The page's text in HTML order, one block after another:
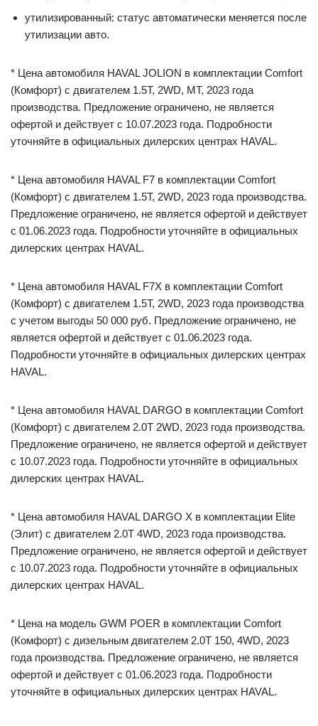
утилизированный: статус автоматически меняется после
утилизации авто.
* Цена автомобиля HAVAL JOLION в комплектации Comfort
(Комфорт) с двигателем 1.5Т, 2WD, MT, 2023 года
производства. Предложение ограничено, не является
офертой и действует с 10.07.2023 года. Подробности
уточняйте в официальных дилерских центрах HAVAL.
* Цена автомобиля HAVAL F7 в комплектации Comfort
(Комфорт) с двигателем 1.5Т, 2WD, 2023 года производства.
Предложение ограничено, не является офертой и действует
с 01.06.2023 года. Подробности уточняйте в официальных
дилерских центрах HAVAL.
* Цена автомобиля HAVAL F7X в комплектации Comfort
(Комфорт) с двигателем 1.5Т, 2WD, 2023 года производства
с учетом выгоды 50 000 руб. Предложение ограничено, не
является офертой и действует с 01.06.2023 года.
Подробности уточняйте в официальных дилерских центрах
HAVAL.
* Цена автомобиля HAVAL DARGO в комплектации Comfort
(Комфорт) с двигателем 2.0T 2WD, 2023 года производства.
Предложение ограничено, не является офертой и действует
с 10.07.2023 года. Подробности уточняйте в официальных
дилерских центрах HAVAL.
* Цена автомобиля HAVAL DARGO X в комплектации Elite
(Элит) с двигателем 2.0T 4WD, 2023 года производства.
Предложение ограничено, не является офертой и действует
с 10.07.2023 года. Подробности уточняйте в официальных
дилерских центрах HAVAL.
* Цена на модель GWM POER в комплектации Comfort
(Комфорт) с дизельным двигателем 2.0Т 150, 4WD, 2023
года производства. Предложение ограничено, не является
офертой и действует с 01.06.2023 года. Подробности
уточняйте в официальных дилерских центрах HAVAL.